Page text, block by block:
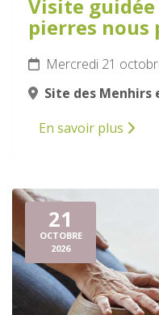
Visite
pierres nous
Mercredi 21
Site des
En savoir plus
21
OCTOBRE
2026